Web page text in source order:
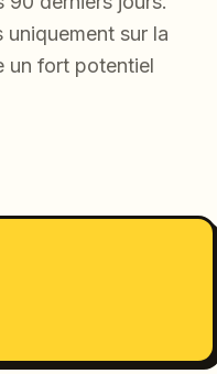
uniquement sur la
un fort potentiel